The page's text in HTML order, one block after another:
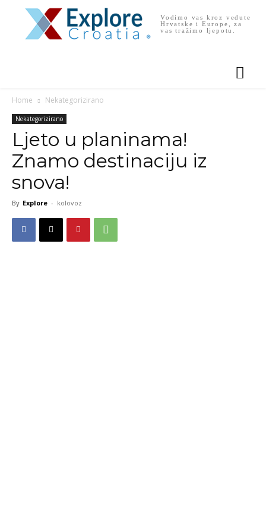
Vodimo vas kroz vedute
Hrvatske i Europe, za
vas tražimo ljepotu.
Home Nekategorizirano
Nekategorizirano
Ljeto u planinama!
Znamo destinaciju iz
snova!
By Explore - kolovoz